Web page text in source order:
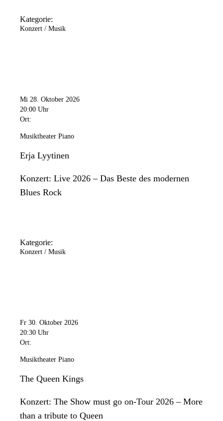
Kategorie:
Konzert / Musik
Mi 28. Oktober 2026
20:00 Uhr
Ort:
Musiktheater Piano
Erja Lyytinen
Konzert: Live 2026 – Das Beste des modernen
Blues Rock
Kategorie:
Konzert / Musik
Fr 30. Oktober 2026
20:30 Uhr
Ort:
Musiktheater Piano
The Queen Kings
Konzert: The Show must go on-Tour 2026 – More
than a tribute to Queen